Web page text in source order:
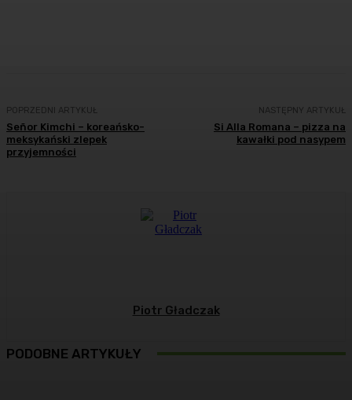
POPRZEDNI ARTYKUŁ
Señor Kimchi – koreańsko-
meksykański zlepek
przyjemności
NASTĘPNY ARTYKUŁ
Si Alla Romana – pizza na
kawałki pod nasypem
Piotr Gładczak
PODOBNE ARTYKUŁY